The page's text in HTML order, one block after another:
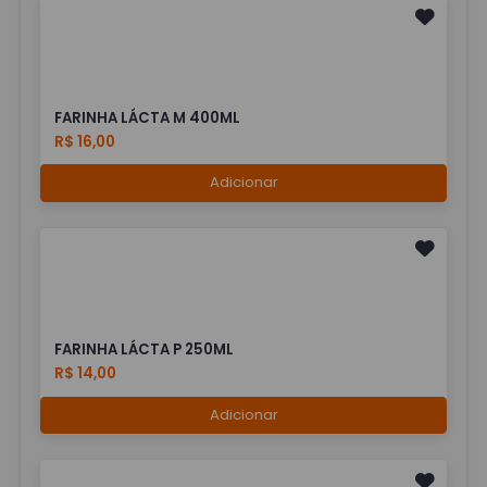
FARINHA LÁCTA M 400ML
R$ 16,00
Adicionar
FARINHA LÁCTA P 250ML
R$ 14,00
Adicionar